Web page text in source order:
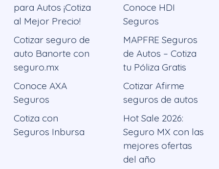
para Autos ¡Cotiza
al Mejor Precio!
Cotizar seguro de
auto Banorte con
seguro.mx
Conoce AXA
Seguros
Cotiza con
Seguros Inbursa
Conoce HDI
Seguros
MAPFRE Seguros
de Autos – Cotiza
tu Póliza Gratis
Cotizar Afirme
seguros de autos
Hot Sale 2026:
Seguro MX con las
mejores ofertas
del año